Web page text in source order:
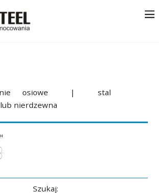
osiowe | stal
nierdzewna
Szukaj: